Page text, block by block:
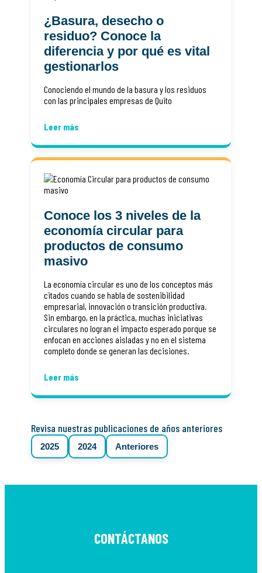
¿Basura, desecho o
residuo? Conoce la
diferencia y por qué es vital
gestionarlos
Conociendo el mundo de la basura y los residuos
con las principales empresas de Quito
Leer más
Conoce los 3 niveles de la
economía circular para
productos de consumo
masivo
La economía circular es uno de los conceptos más
citados cuando se habla de sostenibilidad
empresarial, innovación o transición productiva.
Sin embargo, en la práctica, muchas iniciativas
circulares no logran el impacto esperado porque se
enfocan en acciones aisladas y no en el sistema
completo donde se generan las decisiones.
Leer más
Revisa nuestras publicaciones de años anteriores
2025 2024 Anteriores
CONTÁCTANOS